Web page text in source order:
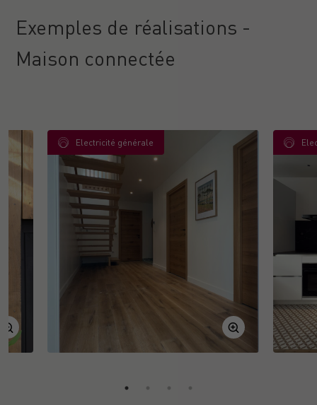
Exemples de réalisations -
Maison connectée
Electricité générale